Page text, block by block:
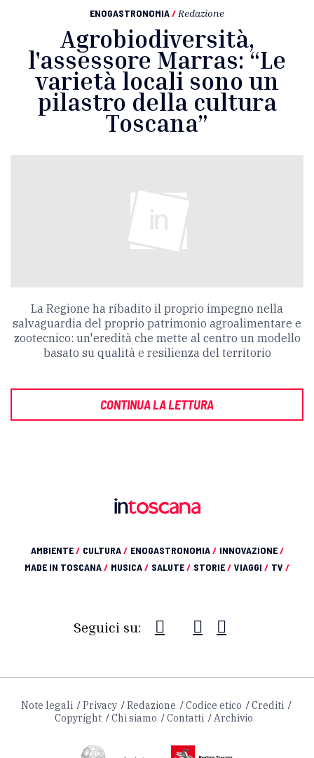
ENOGASTRONOMIA/ Redazione
Agrobiodiversità,
l'assessore Marras: “Le
varietà locali sono un
pilastro della cultura
Toscana”
La Regione ha ribadito il proprio impegno nella
salvaguardia del proprio patrimonio agroalimentare e
zootecnico: un'eredità che mette al centro un modello
basato su qualità e resilienza del territorio
CONTINUA LA LETTURA
AMBIENTE/ CULTURA/ ENOGASTRONOMIA/ INNOVAZIONE/
MADE IN TOSCANA/ MUSICA/ SALUTE/ STORIE/ VIAGGI / TV /
Seguici su:
Note legali Privacy Redazione Codice etico
Crediti
Copyright
Chi siamo Contatti Archivio